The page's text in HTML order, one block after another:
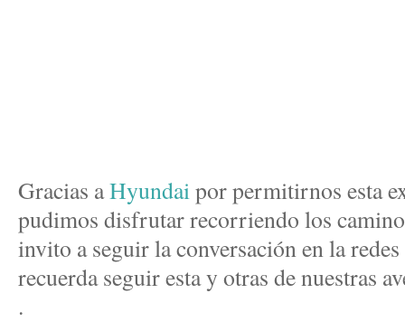
Gracias aHyundaipor permitirnos esta
pudimos disfrutar recorriendo los
invito a seguir la conversación en la
recuerda seguir esta y otras de nuestras
.